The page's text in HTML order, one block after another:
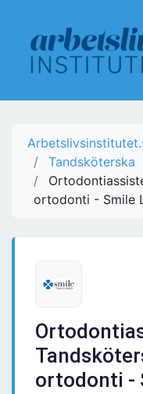
Tandsköterska
ortodonti - Smile
ortodonti -